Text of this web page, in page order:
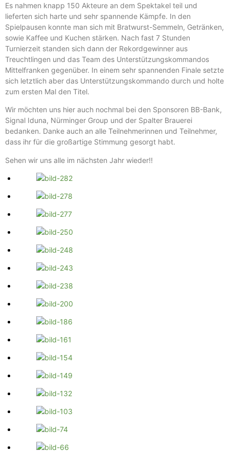
Es nahmen knapp 150 Akteure an dem Spektakel teil und
lieferten sich harte und sehr spannende Kämpfe. In den
Spielpausen konnte man sich mit Bratwurst-Semmeln, Getränken,
sowie Kaffee und Kuchen stärken. Nach fast 7 Stunden
Turnierzeit standen sich dann der Rekordgewinner aus
Treuchtlingen und das Team des Unterstützungskommandos
Mittelfranken gegenüber. In einem sehr spannenden Finale setzte
sich letztlich aber das Unterstützungskommando durch und holte
zum ersten Mal den Titel.
Wir möchten uns hier auch nochmal bei den Sponsoren BB-Bank,
Signal Iduna, Nürminger Group und der Spalter Brauerei
bedanken. Danke auch an alle Teilnehmerinnen und Teilnehmer,
dass ihr für die großartige Stimmung gesorgt habt.
Sehen wir uns alle im nächsten Jahr wieder!!